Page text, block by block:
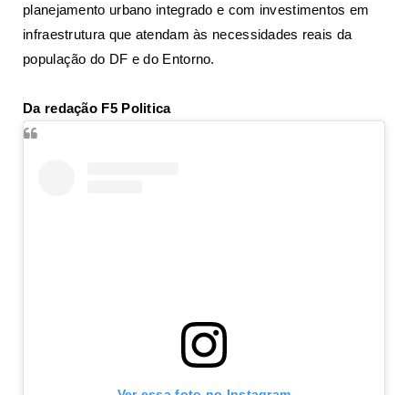
planejamento urbano integrado e com investimentos em
infraestrutura que atendam às necessidades reais da
população do DF e do Entorno.
Da redação F5 Politica